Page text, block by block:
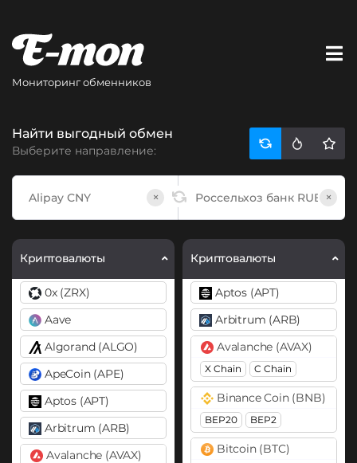
Мониторинг обменников
Найти выгодный обмен
Выберите направление:
× ×
Криптовалюты
0x (ZRX)
Aave
Algorand (ALGO)
ApeCoin (APE)
Aptos (APT)
Arbitrum (ARB)
Avalanche (AVAX)
Криптовалюты
Aptos (APT)
Arbitrum (ARB)
Avalanche (AVAX)
X Chain C Chain
Binance Coin (BNB)
BEP20 BEP2
Bitcoin (BTC)